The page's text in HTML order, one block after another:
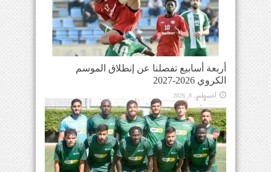
أربعة أسابيع تفصلنا عن إنطلاق الموسم
الكروي 2026-2027
أغسطس 8, 2026